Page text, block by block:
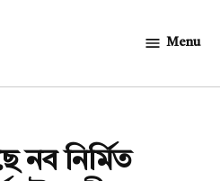
Menu
নব নির্মিত